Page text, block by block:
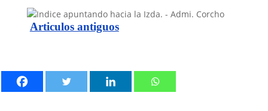
Articulos antiguos